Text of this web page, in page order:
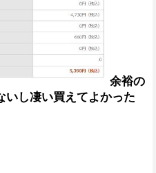
余裕の
いし凄い買えてよかった